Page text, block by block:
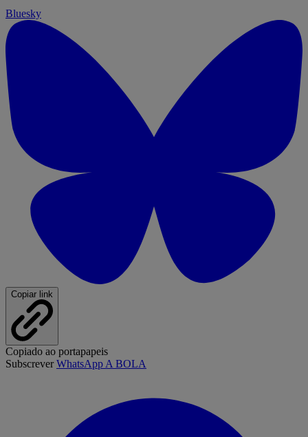
Bluesky
Copiar link
Copiado ao portapapeis
SubscreverWhatsApp A BOLA